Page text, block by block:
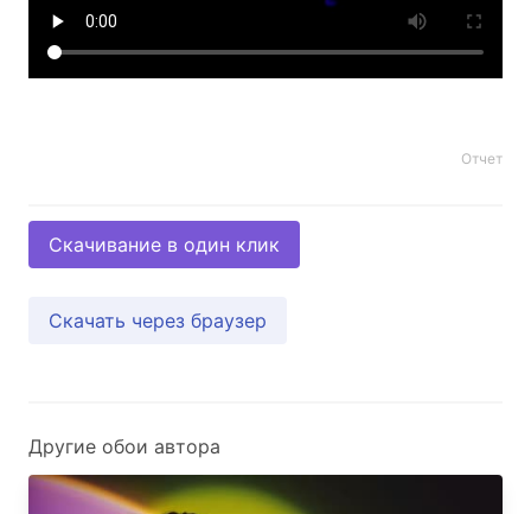
Отчет
Скачивание в один клик
Скачать через браузер
Другие обои автора